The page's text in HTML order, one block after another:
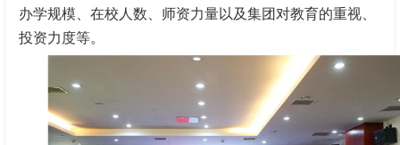
办学规模、在校人数、师资力量以及集团对教育的重视、
投资力度等。